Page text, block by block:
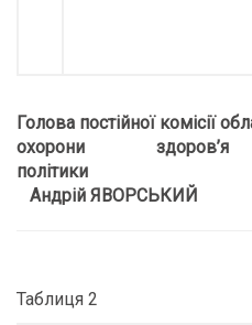
Голова постійної комісії
охорони здоров’я
Андрій ЯВОРСЬКИЙ
Таблиця 2